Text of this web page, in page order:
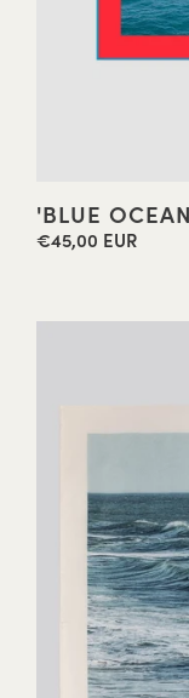
'BLUE
Precio
€45,00 EUR